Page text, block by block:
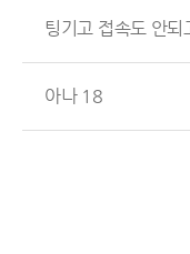
팅기고 접속도 안되
아나 18